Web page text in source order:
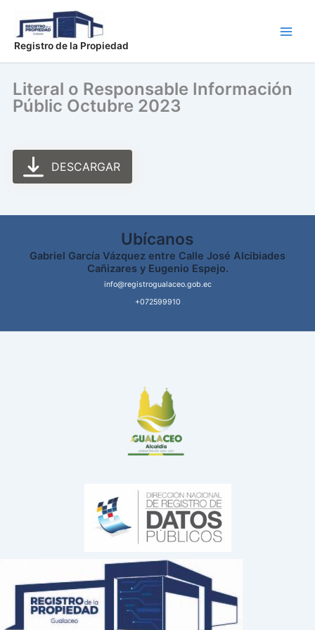
contenido
Registro de la Propiedad
Literal o Responsable Información
Públic Octubre 2023
DESCARGAR
Ubícanos
Gabriel García Vázquez entre Calle José Alcibiades
Cañizares y Eugenio Espejo.
info@registrogualaceo.gob.ec
+072599910